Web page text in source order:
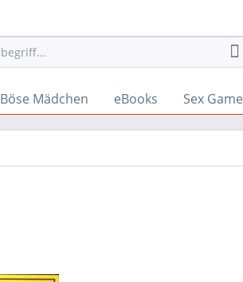
Böse Mädchen eBooks Sex Game